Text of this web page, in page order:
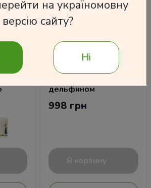
Ночник из эпоксидной
дельфином
998 грн
В корзину
на україномовну
версію сайту?
Ні